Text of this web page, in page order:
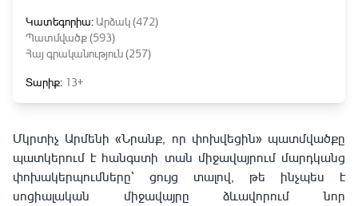
Կատեգորիա: Արձակ (472)
Պատմվածք (593)
Հայ գրականություն (257)
Տարիք: 13+
Մկրտիչ Արմենի «Նրանք, որ փոխվեցին» պատմվածքը
պատկերում է հանգստի տան միջավայրում մարդկանց
փոխակերպումները՝ ցույց տալով, թե ինչպես է
սոցիալական միջավայրը ձևավորում նոր